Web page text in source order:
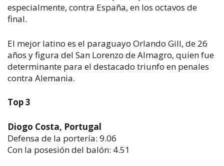
especialmente, contra España, en los octavos de
final.
El mejor latino es el paraguayo Orlando Gill, de 26
años y figura del San Lorenzo de Almagro, quien fue
determinante para el destacado triunfo en penales
contra Alemania.
Top 3
Diogo Costa, Portugal
Defensa de la portería: 9.06
Con la posesión del balón: 4.51